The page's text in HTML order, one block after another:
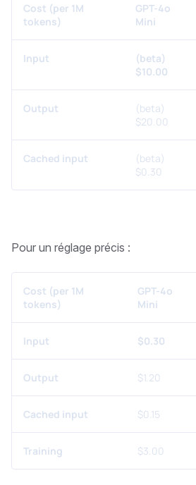
Cost (per 1M
tokens)
GPT-4o
Mini
Input
(beta)
$10.00
Output
(beta)
$20.00
Cached input
(beta)
$0.30
Pour un réglage précis :
Cost (per 1M
tokens)
GPT-4o
Mini
Input $0.30
Output $1.20
Cached input $0.15
Training $3.00